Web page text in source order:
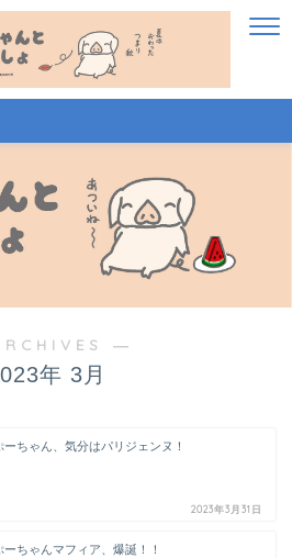
―
年 3月
ーちゃん、気分はパリジェンヌ！
2023年3月31日
ーちゃんマフィア、爆誕！！